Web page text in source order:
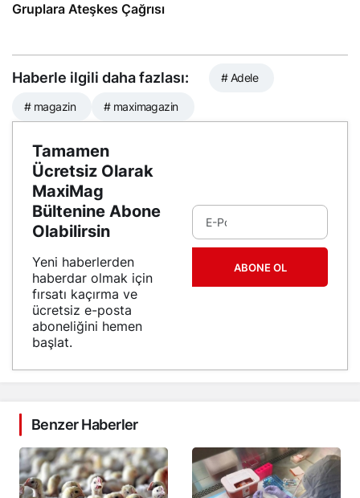
Gruplara Ateşkes Çağrısı
Haberle ilgili daha fazlası: # Adele
# magazin # maximagazin
Tamamen
Ücretsiz Olarak
MaxiMag
Bültenine Abone
Olabilirsin
Yeni haberlerden
haberdar olmak için
fırsatı kaçırma ve
ücretsiz e-posta
aboneliğini hemen
başlat.
ABONE OL
Benzer Haberler